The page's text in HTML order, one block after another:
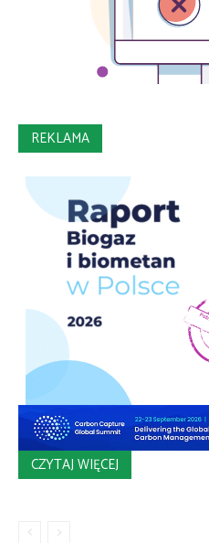
REKLAMA
CZYTAJ WIĘCEJ